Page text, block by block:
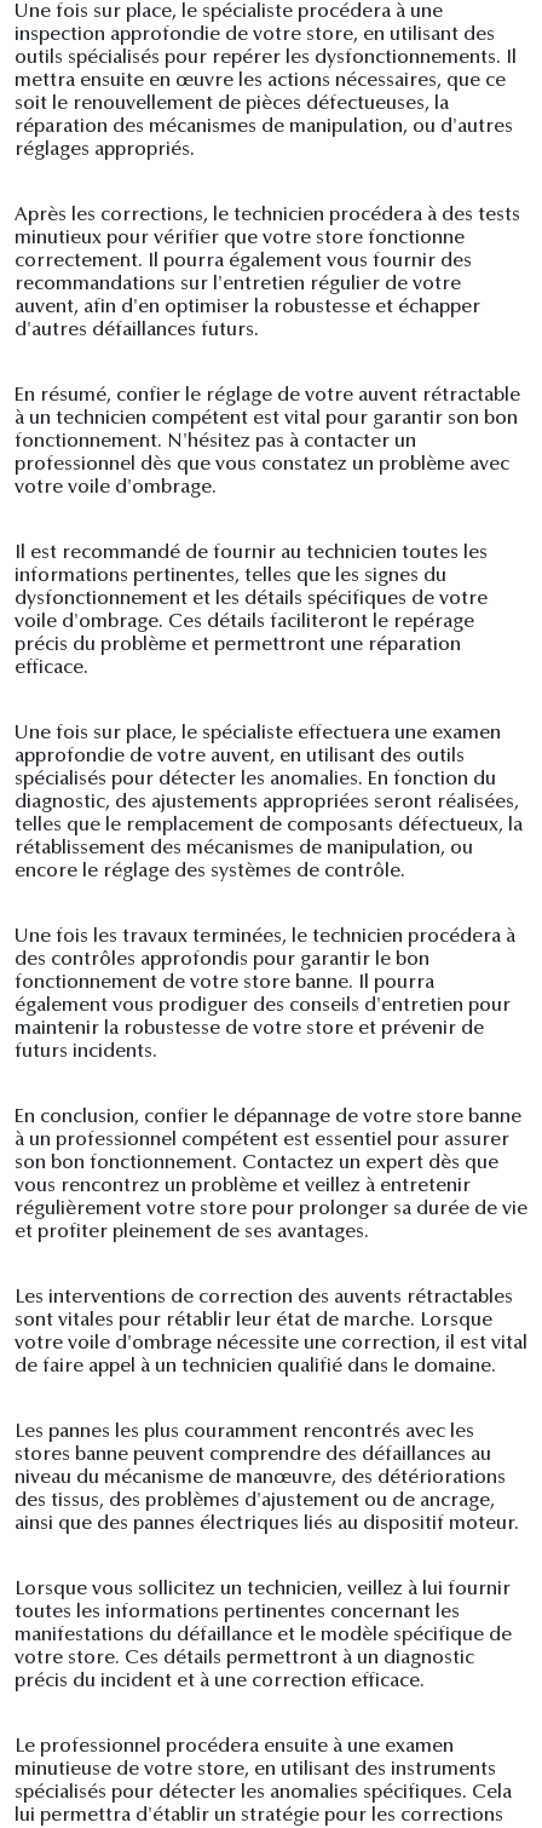
Une fois sur place, le spécialiste procédera à une
inspection approfondie de votre store, en utilisant des
outils spécialisés pour repérer les dysfonctionnements. Il
mettra ensuite en œuvre les actions nécessaires, que ce
soit le renouvellement de pièces défectueuses, la
réparation des mécanismes de manipulation, ou d'autres
réglages appropriés.
Après les corrections, le technicien procédera à des tests
minutieux pour vérifier que votre store fonctionne
correctement. Il pourra également vous fournir des
recommandations sur l'entretien régulier de votre
auvent, afin d'en optimiser la robustesse et échapper
d'autres défaillances futurs.
En résumé, confier le réglage de votre auvent rétractable
à un technicien compétent est vital pour garantir son bon
fonctionnement. N'hésitez pas à contacter un
professionnel dès que vous constatez un problème avec
votre voile d'ombrage.
Il est recommandé de fournir au technicien toutes les
informations pertinentes, telles que les signes du
dysfonctionnement et les détails spécifiques de votre
voile d'ombrage. Ces détails faciliteront le repérage
précis du problème et permettront une réparation
efficace.
Une fois sur place, le spécialiste effectuera une examen
approfondie de votre auvent, en utilisant des outils
spécialisés pour détecter les anomalies. En fonction du
diagnostic, des ajustements appropriées seront réalisées,
telles que le remplacement de composants défectueux, la
rétablissement des mécanismes de manipulation, ou
encore le réglage des systèmes de contrôle.
Une fois les travaux terminées, le technicien procédera à
des contrôles approfondis pour garantir le bon
fonctionnement de votre store banne. Il pourra
également vous prodiguer des conseils d'entretien pour
maintenir la robustesse de votre store et prévenir de
futurs incidents.
En conclusion, confier le dépannage de votre store banne
à un professionnel compétent est essentiel pour assurer
son bon fonctionnement. Contactez un expert dès que
vous rencontrez un problème et veillez à entretenir
régulièrement votre store pour prolonger sa durée de vie
et profiter pleinement de ses avantages.
Les interventions de correction des auvents rétractables
sont vitales pour rétablir leur état de marche. Lorsque
votre voile d'ombrage nécessite une correction, il est vital
de faire appel à un technicien qualifié dans le domaine.
Les pannes les plus couramment rencontrés avec les
stores banne peuvent comprendre des défaillances au
niveau du mécanisme de manœuvre, des détériorations
des tissus, des problèmes d'ajustement ou de ancrage,
ainsi que des pannes électriques liés au dispositif moteur.
Lorsque vous sollicitez un technicien, veillez à lui fournir
toutes les informations pertinentes concernant les
manifestations du défaillance et le modèle spécifique de
votre store. Ces détails permettront à un diagnostic
précis du incident et à une correction efficace.
Le professionnel procédera ensuite à une examen
minutieuse de votre store, en utilisant des instruments
spécialisés pour détecter les anomalies spécifiques. Cela
lui permettra d'établir un stratégie pour les corrections